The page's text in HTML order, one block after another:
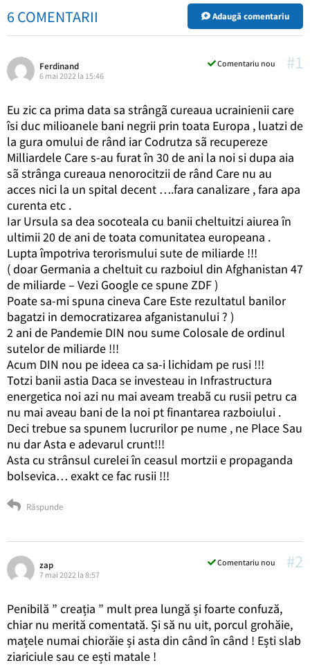
6 COMENTARII Adaugă comentariu
#1
Comentariu nou
Ferdinand
6 mai 2022 la 15:46
Eu zic ca prima data sa strângã cureaua ucrainienii care
îsi duc milioanele bani negrii prin toata Europa , luatzi de
la gura omului de rând iar Codrutza sã recupereze
Milliardele Care s-au furat în 30 de ani la noi si dupa aia
sã strânga cureaua nenorocitzii de rând Care nu au
acces nici la un spital decent ….fara canalizare , fara apa
curenta etc .
Iar Ursula sa dea socoteala cu banii cheltuitzi aiurea în
ultimii 20 de ani de toata comunitatea europeana .
Lupta împotriva terorismului sute de miliarde !!!
( doar Germania a cheltuit cu razboiul din Afghanistan 47
de miliarde – Vezi Google ce spune ZDF )
Poate sa-mi spuna cineva Care Este rezultatul banilor
bagatzi in democratizarea afganistanului ? )
2 ani de Pandemie DIN nou sume Colosale de ordinul
sutelor de miliarde !!!
Acum DIN nou pe ideea ca sa-i lichidam pe rusi !!!
Totzi banii astia Daca se investeau in Infrastructura
energetica noi azi nu mai aveam treabã cu rusii petru ca
nu mai aveau bani de la noi pt finantarea razboiului .
Deci trebue sa spunem lucrurilor pe nume , ne Place Sau
nu dar Asta e adevarul crunt!!!
Asta cu strânsul curelei în ceasul mortzii e propaganda
bolsevica… exakt ce fac rusii !!!
Răspunde
#2
Comentariu nou
zap
7 mai 2022 la 8:57
Penibilă ” creația ” mult prea lungă și foarte confuză,
chiar nu merită comentată. Și să nu uit, porcul grohăie,
mațele numai chiorăie și asta din când în când ! Ești slab
ziariciule sau ce ești matale !